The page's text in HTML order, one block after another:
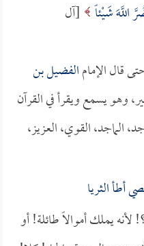
اللَّهَ شَيْئاً [آل
قال الإمامالفضيل بن
وهو يسمع ويقرأ في القرآن
الماجد، القوي، العزيز،
أطأ الثريا
يملك أموالاً طائلة! أو